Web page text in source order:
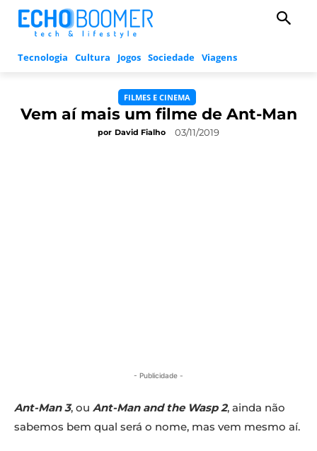
Tecnologia Cultura Jogos Sociedade Viagens
FILMES E CINEMA
Vem aí mais um filme de Ant-Man
por David Fialho 03/11/2019
- Publicidade -
Ant-Man 3, ou Ant-Man and the Wasp 2, ainda não
sabemos bem qual será o nome, mas vem mesmo aí.